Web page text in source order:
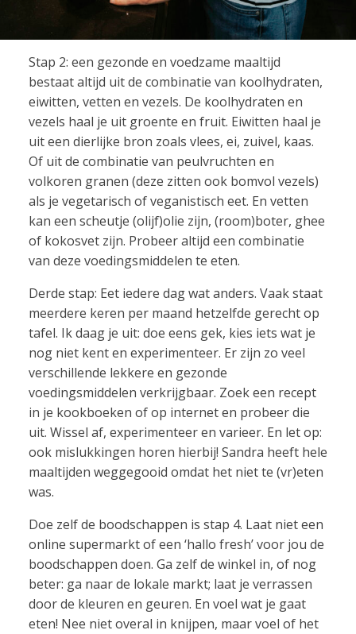
Stap 2: een gezonde en voedzame maaltijd
bestaat altijd uit de combinatie van koolhydraten,
eiwitten, vetten en vezels. De koolhydraten en
vezels haal je uit groente en fruit. Eiwitten haal je
uit een dierlijke bron zoals vlees, ei, zuivel, kaas.
Of uit de combinatie van peulvruchten en
volkoren granen (deze zitten ook bomvol vezels)
als je vegetarisch of veganistisch eet. En vetten
kan een scheutje (olijf)olie zijn, (room)boter, ghee
of kokosvet zijn. Probeer altijd een combinatie
van deze voedingsmiddelen te eten.
Derde stap: Eet iedere dag wat anders. Vaak staat
meerdere keren per maand hetzelfde gerecht op
tafel. Ik daag je uit: doe eens gek, kies iets wat je
nog niet kent en experimenteer. Er zijn zo veel
verschillende lekkere en gezonde
voedingsmiddelen verkrijgbaar. Zoek een recept
in je kookboeken of op internet en probeer die
uit. Wissel af, experimenteer en varieer. En let op:
ook mislukkingen horen hierbij! Sandra heeft hele
maaltijden weggegooid omdat het niet te (vr)eten
was.
Doe zelf de boodschappen is stap 4. Laat niet een
online supermarkt of een ‘hallo fresh’ voor jou de
boodschappen doen. Ga zelf de winkel in, of nog
beter: ga naar de lokale markt; laat je verrassen
door de kleuren en geuren. En voel wat je gaat
eten! Nee niet overal in knijpen, maar voel of het